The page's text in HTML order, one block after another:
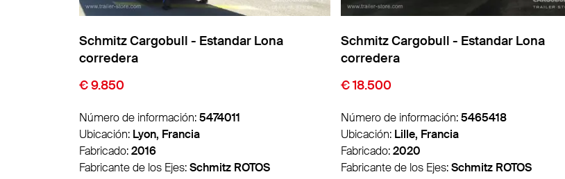
Schmitz Cargobull - Estandar Lona
corredera
€ 9.850
Número de información:5474011
Ubicación: Lyon, Francia
Fabricado:2016
Fabricante de los Ejes:Schmitz ROTOS
Schmitz Cargobull - Estandar Lona
corredera
€ 18.500
Número de información:5465418
Ubicación: Lille, Francia
Fabricado:2020
Fabricante de los Ejes:Schmitz ROTOS